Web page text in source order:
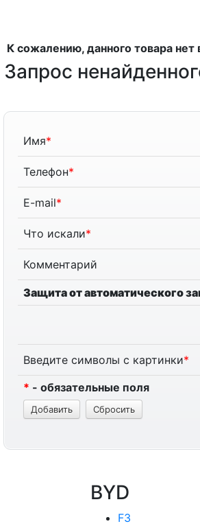
К сожалению, данного товара нет
Запрос
Имя*
Телефон*
E-mail*
Что искали*
Комментарий
Защита от автоматического
Введите символы с картинки*
* - обязательные поля
BYD
F3